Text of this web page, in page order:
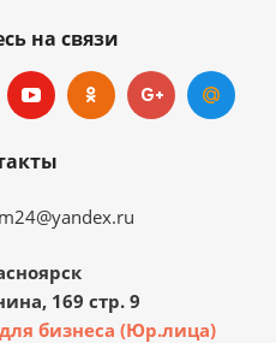
на связи
169 стр. 9
бизнеса (Юр.лица)